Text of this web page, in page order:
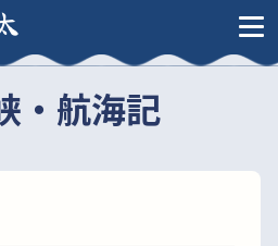
・航海記